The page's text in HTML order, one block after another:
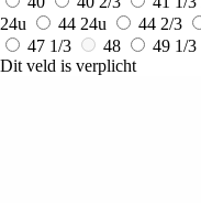
24u
44 24u 44 2/3
47 1/3
48
49 1/3
Dit veld is verplicht